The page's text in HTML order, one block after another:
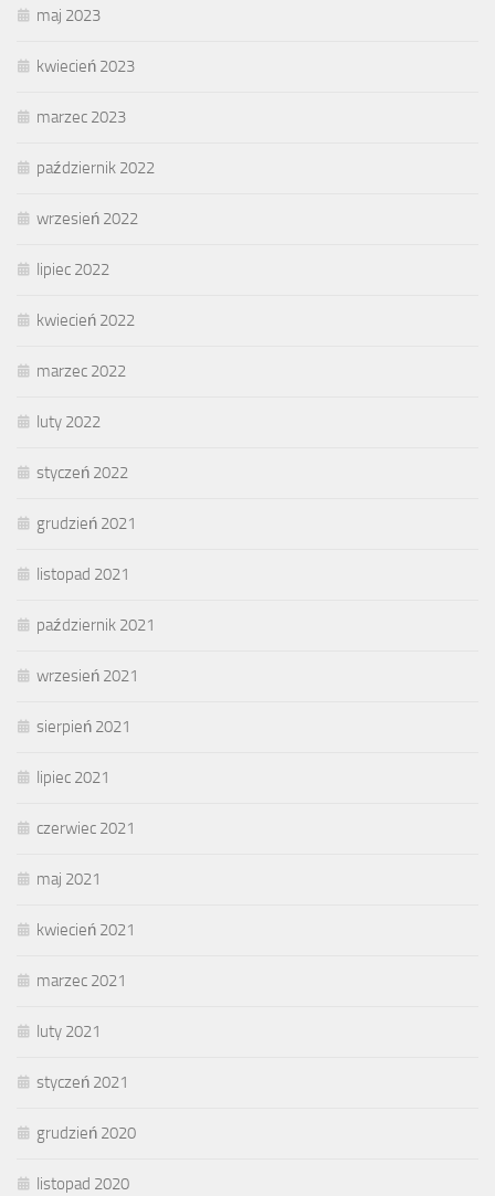
maj 2023
kwiecień 2023
marzec 2023
październik 2022
wrzesień 2022
lipiec 2022
kwiecień 2022
marzec 2022
luty 2022
styczeń 2022
grudzień 2021
listopad 2021
październik 2021
wrzesień 2021
sierpień 2021
lipiec 2021
czerwiec 2021
maj 2021
kwiecień 2021
marzec 2021
luty 2021
styczeń 2021
grudzień 2020
listopad 2020